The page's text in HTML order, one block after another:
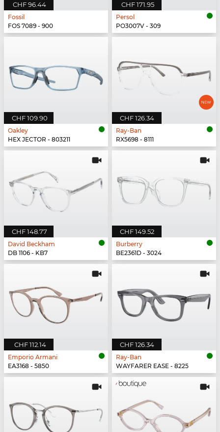
CHF 96.44
Fossil
FOS 7089 - 900
CHF 171.95
Persol
PO3007V - 309
CHF 109.90
Oakley
HEX JECTOR - 803211
CHF 126.34
Ray-Ban
RX5698 - 8111
CHF 148.77
David Beckham
DB 1106 - KB7
CHF 149.52
Burberry
BE2361D - 3024
CHF 112.14
Emporio Armani
EA3168 - 5850
CHF 126.34
Ray-Ban
WAYFARER EASE - 8225